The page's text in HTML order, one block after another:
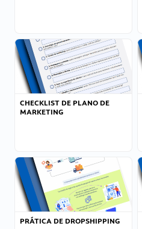
CHECKLIST DE PLANO DE
MARKETING
PRÁTICA DE DROPSHIPPING